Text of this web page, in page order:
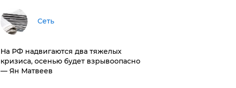
Сеть
На РФ надвигаются два тяжелых
кризиса, осенью будет взрывоопасно
— Ян Матвеев